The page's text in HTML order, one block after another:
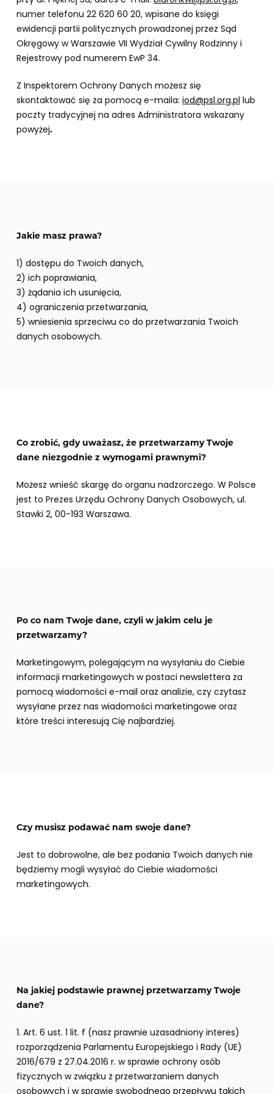
numer telefonu 22 620 60 20, wpisane do księgi
ewidencji partii politycznych prowadzonej przez Sąd
Okręgowy w Warszawie VII Wydział Cywilny Rodzinny i
Rejestrowy pod numerem EwP 34.
Z Inspektorem Ochrony Danych możesz się
skontaktować się za pomocą e-maila:iod@psl.org.pl lub
poczty tradycyjnej na adres Administratora wskazany
powyżej.
Jakie masz prawa?
1) dostępu do Twoich danych,
2) ich poprawiania,
3) żądania ich usunięcia,
4) ograniczenia przetwarzania,
5) wniesienia sprzeciwu co do przetwarzania Twoich
danych osobowych.
Co zrobić, gdy uważasz, że przetwarzamy Twoje
dane niezgodnie z wymogami prawnymi?
Możesz wnieść skargę do organu nadzorczego. W Polsce
jest to Prezes Urzędu Ochrony Danych Osobowych, ul.
Stawki 2, 00-193 Warszawa.
Po co nam Twoje dane, czyli w jakim celu je
przetwarzamy?
Marketingowym, polegającym na wysyłaniu do Ciebie
informacji marketingowych w postaci newslettera za
pomocą wiadomości e-mail oraz analizie, czy czytasz
wysyłane przez nas wiadomości marketingowe oraz
które treści interesują Cię najbardziej.
Czy musisz podawać nam swoje dane?
Jest to dobrowolne, ale bez podania Twoich danych nie
będziemy mogli wysyłać do Ciebie wiadomości
marketingowych.
Na jakiej podstawie prawnej przetwarzamy Twoje
dane?
1. Art. 6 ust. 1 lit. f (nasz prawnie uzasadniony interes)
rozporządzenia Parlamentu Europejskiego i Rady (UE)
2016/679 z 27.04.2016 r. w sprawie ochrony osób
fizycznych w związku z przetwarzaniem danych
osobowych i w sprawie swobodnego przepływu takich